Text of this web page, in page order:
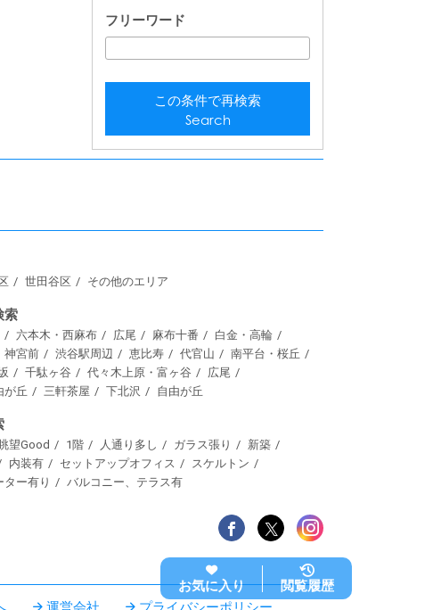
フリーワード
この条件で再検索
Search
世田谷区 その他のエリア
索
六本木・西麻布 広尾 麻布十番
白金・高輪
神宮前 渋谷駅周辺 恵比寿 代官山
南平台・桜丘
千駄ヶ谷 代々木上原・富ヶ谷
広尾
が丘 三軒茶屋 下北沢 自由が丘
眺望Good 1階 人通り多し ガラス張り
新築
内装有 セットアップオフィス
スケルトン
ター有り バルコニー、テラス有
お気に入り 閲覧履歴